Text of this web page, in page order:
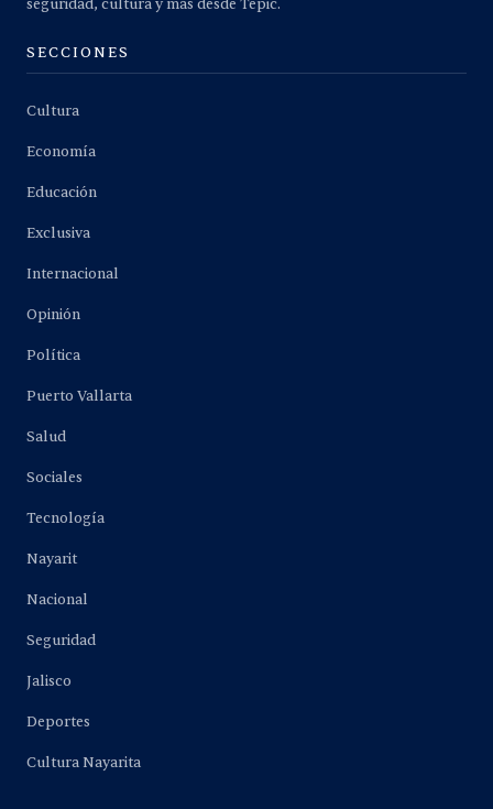
seguridad, cultura y más desde Tepic.
SECCIONES
Cultura
Economía
Educación
Exclusiva
Internacional
Opinión
Política
Puerto Vallarta
Salud
Sociales
Tecnología
Nayarit
Nacional
Seguridad
Jalisco
Deportes
Cultura Nayarita